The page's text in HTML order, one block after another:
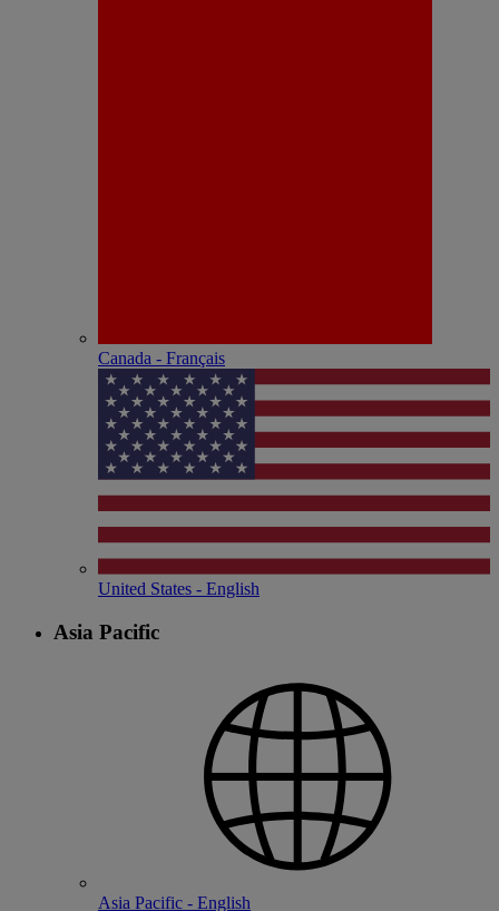
Canada - Français
United States - English
Asia Pacific
Asia Pacific - English